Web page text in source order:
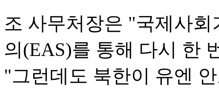
조 사무처장은 "국제사
의(EAS)를 통해 다시 한
"그런데도 북한이 유엔